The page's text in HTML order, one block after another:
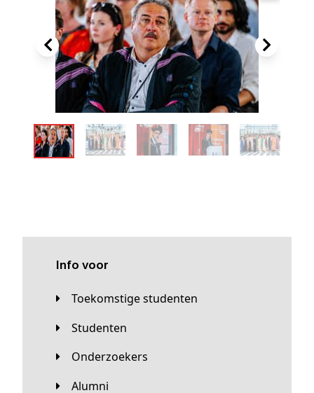
Info voor
Toekomstige studenten
Studenten
Onderzoekers
Alumni